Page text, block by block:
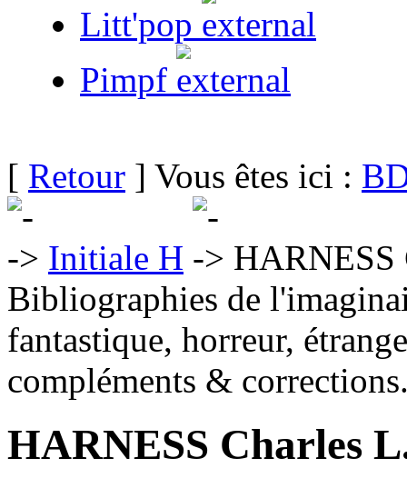
Litt'pop
Pimpf
[ Retour ] Vous êtes ici :
Initiale H
HARNESS
Bibliographies de
fantastique, horreur,
compléments &
HARNESS Charles